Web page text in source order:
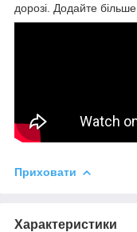
дорозі. Додайте
Приховати
Характеристики